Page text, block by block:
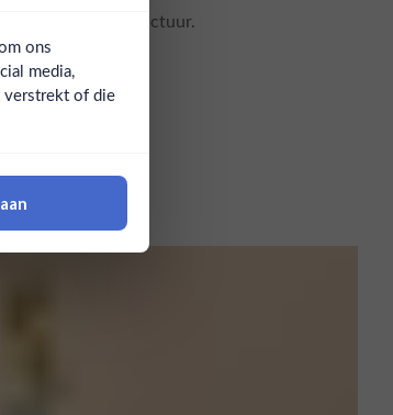
jeneverbes-structuur.
ons
media,
verstrekt of die